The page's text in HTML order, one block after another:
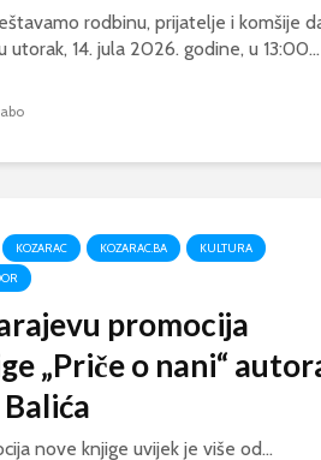
rodbinu, prijatelje i komšije
utorak, 14. jula 2026. godine, u 13:00...
KOZARAC KOZARAC.BA
KULTURA
promocija
„Priče o nani“
Balića
nove knjige uvijek je više od...